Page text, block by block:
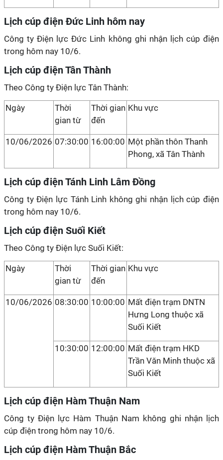
Lịch cúp điện Đức Linh hôm nay
Công ty Điện lực Đức Linh không ghi nhận lịch cúp điện
trong hôm nay 10/6.
Lịch cúp điện Tân Thành
Theo Công ty Điện lực Tân Thành:
Ngày
Thời
gian từ
Thời gian
đến
Khu vực
10/06/2026 07:30:00 16:00:00 Một phần thôn Thanh
Phong, xã Tân Thành
Lịch cúp điện Tánh Linh Lâm Đồng
Công ty Điện lực Tánh Linh không ghi nhận lịch cúp điện
trong hôm nay 10/6.
Lịch cúp điện Suối Kiết
Theo Công ty Điện lực Suối Kiết:
Ngày
Thời
gian từ
Thời gian
đến
Khu vực
10/06/2026 08:30:00 10:00:00 Mất điện trạm DNTN
Hưng Long thuộc xã
Suối Kiết
10:30:00 12:00:00 Mất điện trạm HKD
Trần Văn Minh thuộc xã
Suối Kiết
Lịch cúp điện Hàm Thuận Nam
Công ty Điện lực Hàm Thuận Nam không ghi nhận lịch
cúp điện trong hôm nay 10/6.
Lịch cúp điện Hàm Thuận Bắc